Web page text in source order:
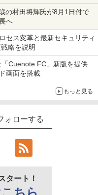
村田将輝氏が8月1日付で
へ
セス変革と最新セキュリティ
略を説明
「Cuenote FC」新版を提供
画面を搭載
もっと見る
ォローする
タート！